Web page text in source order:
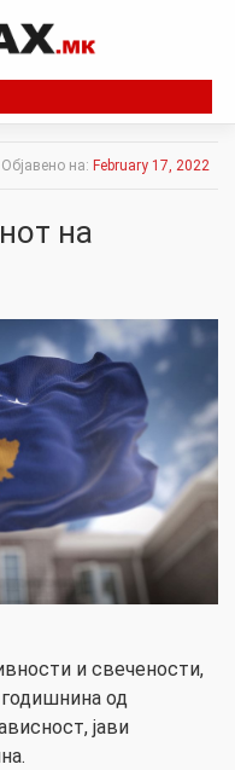
Објавено на: February 17, 2022
на
и свечености,
од
јави